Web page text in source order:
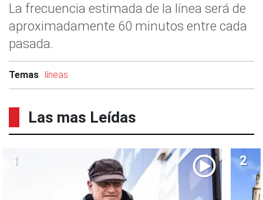
La frecuencia estimada de la línea será de
aproximadamente 60 minutos entre cada
pasada.
Temas líneas
Las mas Leídas